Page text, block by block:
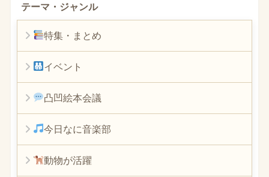
テーマ・ジャンル
特集・まとめ
イベント
凸凹絵本会議
今日なに音楽部
動物が活躍